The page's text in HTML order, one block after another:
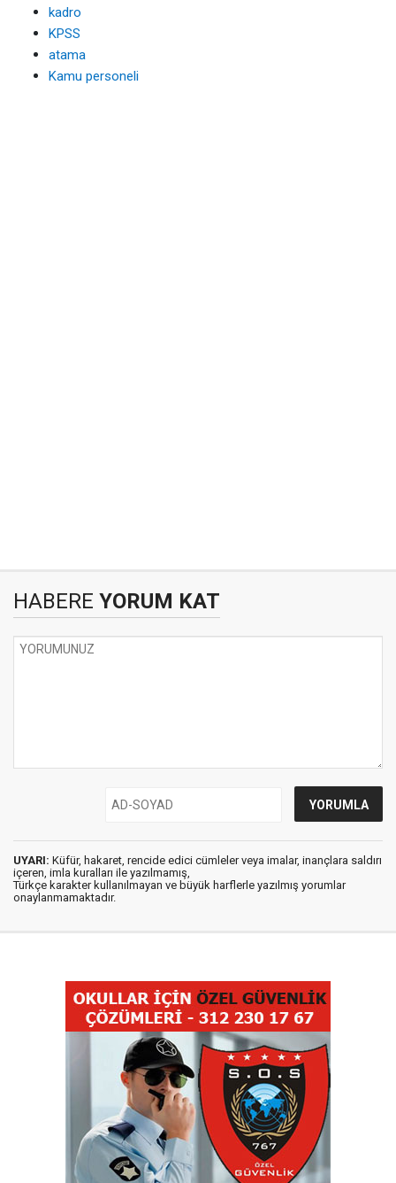
kadro
KPSS
atama
Kamu personeli
HABERE YORUM KAT
UYARI: Küfür, hakaret, rencide edici cümleler veya imalar, inançlara saldırı
içeren, imla kuralları ile yazılmamış,
Türkçe karakter kullanılmayan ve büyük harflerle yazılmış yorumlar
onaylanmamaktadır.